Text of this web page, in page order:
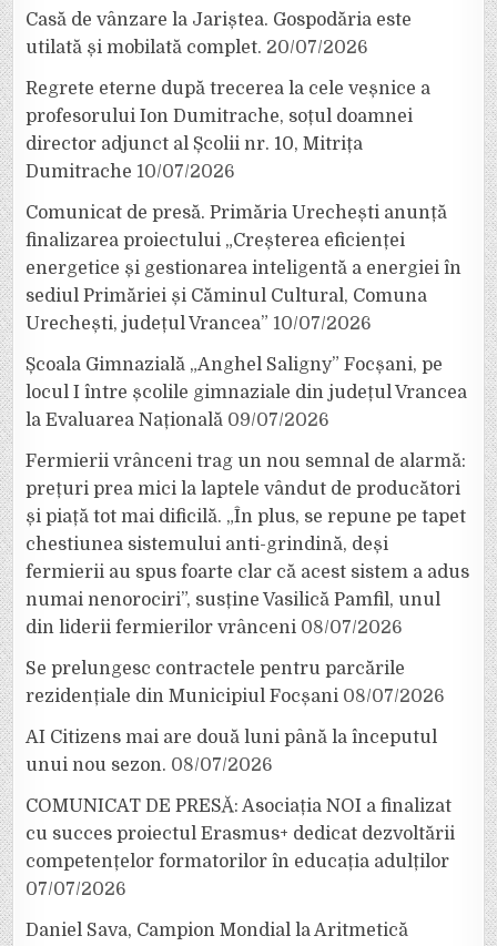
Casă de vânzare la Jariștea. Gospodăria este
utilată și mobilată complet. 20/07/2026
Regrete eterne după trecerea la cele veșnice a
profesorului Ion Dumitrache, soțul doamnei
director adjunct al Școlii nr. 10, Mitrița
Dumitrache 10/07/2026
Comunicat de presă. Primăria Urechești anunță
finalizarea proiectului „Creșterea eficienței
energetice și gestionarea inteligentă a energiei în
sediul Primăriei și Căminul Cultural, Comuna
Urechești, județul Vrancea” 10/07/2026
Școala Gimnazială „Anghel Saligny” Focșani, pe
locul I între școlile gimnaziale din județul Vrancea
la Evaluarea Națională 09/07/2026
Fermierii vrânceni trag un nou semnal de alarmă:
prețuri prea mici la laptele vândut de producători
și piață tot mai dificilă. „În plus, se repune pe tapet
chestiunea sistemului anti-grindină, deși
fermierii au spus foarte clar că acest sistem a adus
numai nenorociri”, susține Vasilică Pamfil, unul
din liderii fermierilor vrânceni 08/07/2026
Se prelungesc contractele pentru parcările
rezidențiale din Municipiul Focșani 08/07/2026
AI Citizens mai are două luni până la începutul
unui nou sezon. 08/07/2026
COMUNICAT DE PRESĂ: Asociația NOI a finalizat
cu succes proiectul Erasmus+ dedicat dezvoltării
competențelor formatorilor în educația adulților
07/07/2026
Daniel Sava, Campion Mondial la Aritmetică